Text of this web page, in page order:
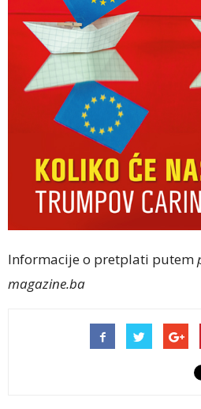
Informacije o pretplati putem
magazine.ba